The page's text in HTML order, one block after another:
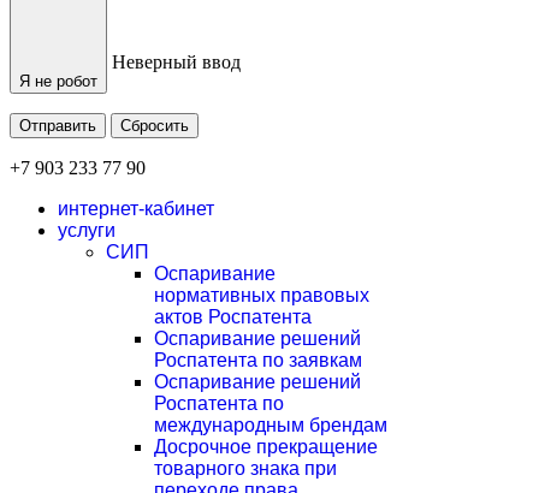
Я не робот
Неверный ввод
Отправить Сбросить
+7 903 233 77 90
интернет-кабинет
услуги
СИП
Оспаривание
нормативных правовых
актов Роспатента
Оспаривание решений
Роспатента по заявкам
Оспаривание решений
Роспатента по
международным брендам
Досрочное прекращение
товарного знака при